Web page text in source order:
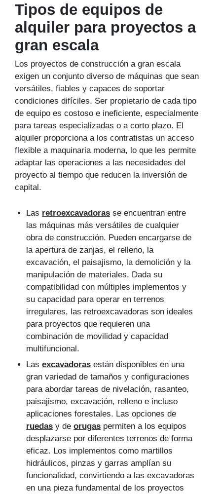
Tipos de equipos de
alquiler para proyectos a
gran escala
Los proyectos de construcción a gran escala
exigen un conjunto diverso de máquinas que sean
versátiles, fiables y capaces de soportar
condiciones difíciles. Ser propietario de cada tipo
de equipo es costoso e ineficiente, especialmente
para tareas especializadas o a corto plazo. El
alquiler proporciona a los contratistas un acceso
flexible a maquinaria moderna, lo que les permite
adaptar las operaciones a las necesidades del
proyecto al tiempo que reducen la inversión de
capital.
Las retroexcavadoras se encuentran entre
las máquinas más versátiles de cualquier
obra de construcción. Pueden encargarse de
la apertura de zanjas, el relleno, la
excavación, el paisajismo, la demolición y la
manipulación de materiales. Dada su
compatibilidad con múltiples implementos y
su capacidad para operar en terrenos
irregulares, las retroexcavadoras son ideales
para proyectos que requieren una
combinación de movilidad y capacidad
multifuncional.
Las excavadoras están disponibles en una
gran variedad de tamaños y configuraciones
para abordar tareas de nivelación, rasanteo,
paisajismo, excavación, relleno e incluso
aplicaciones forestales. Las opciones de
ruedas y de orugas permiten a los equipos
desplazarse por diferentes terrenos de forma
eficaz. Los implementos como martillos
hidráulicos, pinzas y garras amplían su
funcionalidad, convirtiendo a las excavadoras
en una pieza fundamental de los proyectos